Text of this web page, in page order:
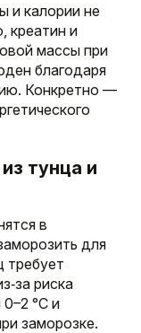
и калории не
креатин и
массы при
благодаря
Конкретно —
тунца и
в
для
требует
риска
°C и
заморозке.